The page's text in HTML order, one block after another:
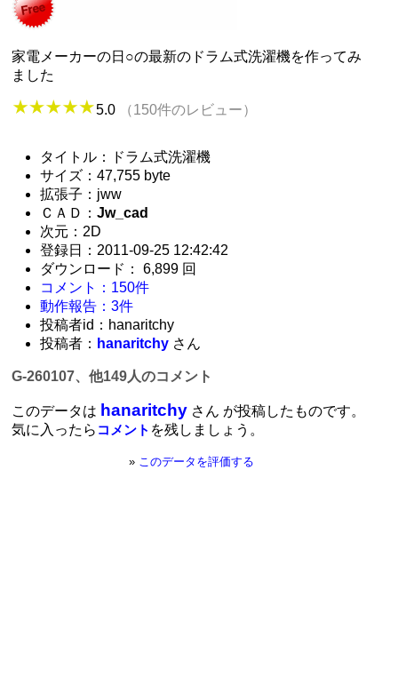
家電メーカーの日○の最新のドラム式洗濯機を作ってみ
ました
5.0 （150件のレビュー）
タイトル：ドラム式洗濯機
サイズ：47,755 byte
拡張子：jww
ＣＡＤ：Jw_cad
次元：2D
登録日：2011-09-25 12:42:42
ダウンロード： 6,899 回
コメント：150件
動作報告：3件
投稿者id：hanaritchy
投稿者： hanaritchy さん
G-260107、他149人のコメント
このデータは hanaritchy さん が投稿したものです。
気に入ったら コメント を残しましょう。
» このデータを評価する